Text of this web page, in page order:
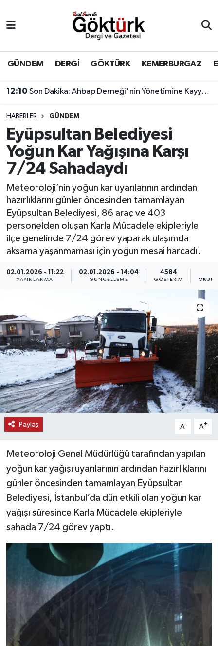
GÜNDEM DERGİ GÖKTÜRK KEMERBURGAZ
11:17 Çağatay Ulusoy'un yeni görünümü sosyal medyada gündem yarattı
HABERLER GÜNDEM
Eyüpsultan Belediyesi
Yoğun Kar Yağışına Karşı
7/24 Sahadaydı
Meteoroloji’nin yoğun kar uyarılarının ardından
hazırlıklarını günler öncesinden tamamlayan
Eyüpsultan Belediyesi, 86 araç ve 403
personelden oluşan Karla Mücadele ekipleriyle
ilçe genelinde 7/24 görev yaparak ulaşımda
aksama yaşanmaması için yoğun mesai harcadı.
02.01.2026 - 11:22
YAYINLANMA
02.01.2026 - 14:04
GÜNCELLEME
4584
GÖSTERIM
Paylaş A- A+
Meteoroloji Genel Müdürlüğü tarafından yapılan
yoğun kar yağışı uyarılarının ardından hazırlıklarını
günler öncesinden tamamlayan Eyüpsultan
Belediyesi, İstanbul’da dün etkili olan yoğun kar
yağışı süresince Karla Mücadele ekipleriyle
sahada 7/24 görev yaptı.
BİLİM
DERGİ
DÜNYA
EĞİTİM
EKONOMİ
GÖKTÜRK
GÜNDEM
KEMERBURGAZ
SAĞLIK
SPOR
TEKNOLOJİ
TİCARET
Eyüpsultan Hava Durumu
Eyüpsultan Trafik Yoğunluk Haritası
Süper Lig Puan Durumu ve Fikstür
Tüm Manşetler
Son Dakika Haberleri
Haber Arşivi